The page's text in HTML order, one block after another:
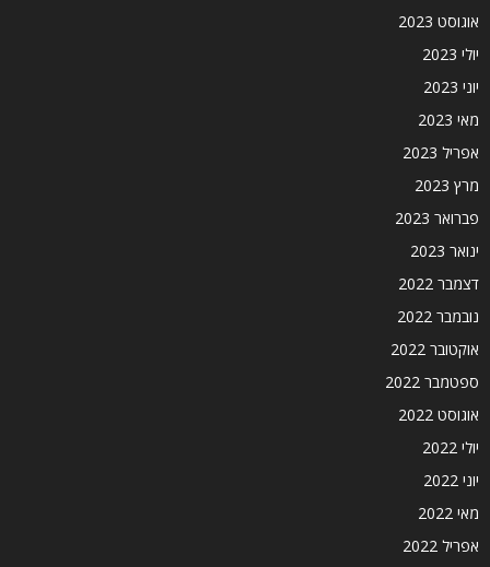
אוגוסט 2023
יולי 2023
יוני 2023
מאי 2023
אפריל 2023
מרץ 2023
פברואר 2023
ינואר 2023
דצמבר 2022
נובמבר 2022
אוקטובר 2022
ספטמבר 2022
אוגוסט 2022
יולי 2022
יוני 2022
מאי 2022
אפריל 2022